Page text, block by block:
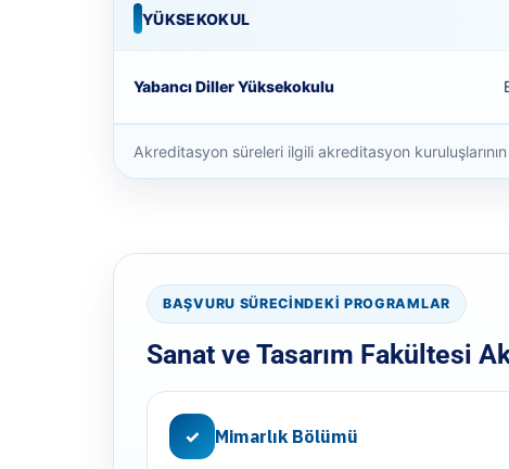
YÜKSEKOKUL
Yabancı Diller Yüksekokulu
Akreditasyon süreleri ilgili akreditasyon
BAŞVURU SÜRECINDEKI PROGRAMLAR
Sanat ve Tasarım Fakültesi
✓ Mimarlık Bölümü